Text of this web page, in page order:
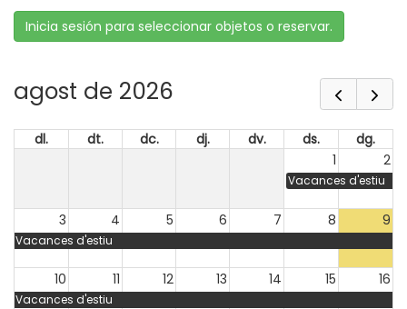
Inicia sesión para seleccionar objetos o reservar.
agost de 2026
dl. dt. dc. dj. dv. ds.
dg.
1
2
Vacances d'estiu
3 4 5 6 7 8 9
Vacances d'estiu
10 11 12 13 14 15 16
Vacances d'estiu